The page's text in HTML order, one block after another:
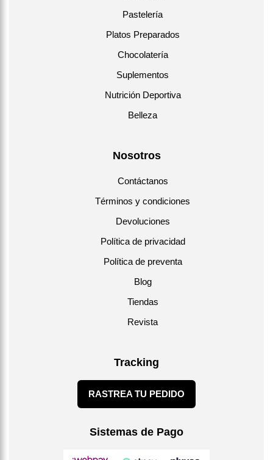
Pastelería
Platos Preparados
Chocolatería
Suplementos
Nutrición Deportiva
Belleza
Nosotros
Contáctanos
Términos y condiciones
Devoluciones
Política de privacidad
Política de preventa
Blog
Tiendas
Revista
Tracking
RASTREA TU PEDIDO
Sistemas de Pago